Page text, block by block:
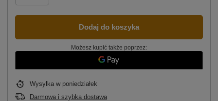
Dodaj do koszyka
Możesz kupić także poprzez:
Wysyłka w poniedziałek
Darmowa i szybka dostawa